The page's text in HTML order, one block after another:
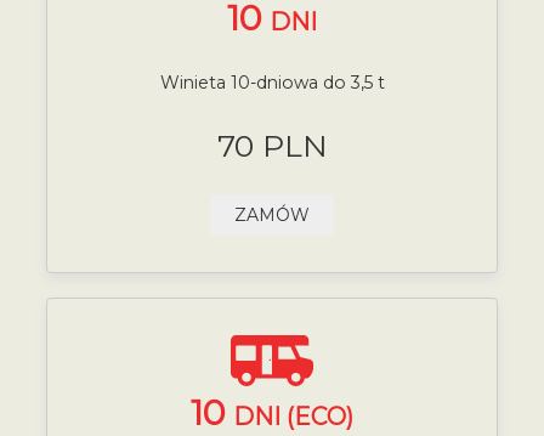
10 DNI
Winieta 10-dniowa do 3,5 t
70 PLN
ZAMÓW
10 DNI (ECO)